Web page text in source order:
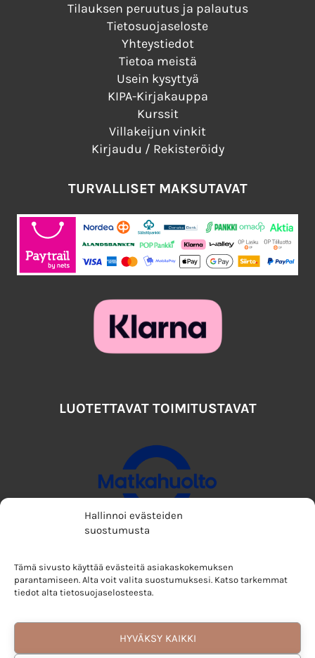
Hallinnoi evästeiden
suostumusta
Tämä sivusto käyttää evästeitä asiakaskokemuksen
parantamiseen. Alta voit valita suostumuksesi. Katso tarkemmat
tiedot alta tietosuojaselosteesta.
HYVÄKSY KAIKKI
Tilauksen peruutus ja palautus
Tietosuojaseloste
Yhteystiedot
Tietoa meistä
Usein kysyttyä
KIPA-Kirjakauppa
Kurssit
Villakeijun vinkit
Kirjaudu / Rekisteröidy
TURVALLISET MAKSUTAVAT
LUOTETTAVAT TOIMITUSTAVAT